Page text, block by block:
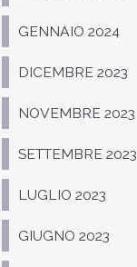
GENNAIO 2024
DICEMBRE 2023
NOVEMBRE 2023
SETTEMBRE 2023
LUGLIO 2023
GIUGNO 2023